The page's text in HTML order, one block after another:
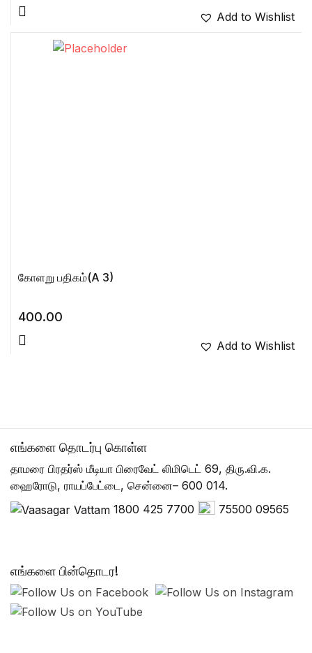
Add to Wishlist
கோளறு பதிகம்(A 3)
400.00
Add to Wishlist
எங்களை தொடர்பு கொள்ள
தாமரை பிரதர்ஸ் மீடியா பிரைவேட் லிமிடெட் 69, திரு.வி.க.
ஹைரோடு, ராயப்பேட்டை, சென்னை– 600 014.
1800 425 7700
75500 09565
எங்களை பின்தொடர!